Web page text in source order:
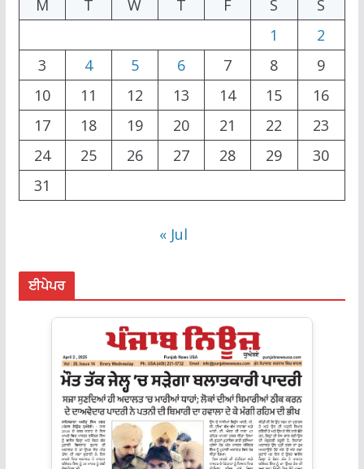
M
T W T F S
S
1
2
3
4 5 6 7 8
9
10
11 12 13 14 15
16
17
18 19 20 21 22
23
24
25 26 27 28 29
30
31
« Jul
ਈਪੇਪਰ